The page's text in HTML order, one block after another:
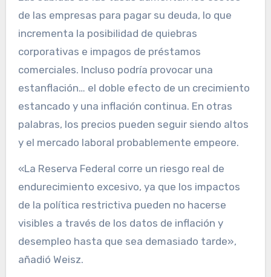
de las empresas para pagar su deuda, lo que
incrementa la posibilidad de quiebras
corporativas e impagos de préstamos
comerciales. Incluso podría provocar una
estanflación… el doble efecto de un crecimiento
estancado y una inflación continua. En otras
palabras, los precios pueden seguir siendo altos
y el mercado laboral probablemente empeore.
«La Reserva Federal corre un riesgo real de
endurecimiento excesivo, ya que los impactos
de la política restrictiva pueden no hacerse
visibles a través de los datos de inflación y
desempleo hasta que sea demasiado tarde»,
añadió Weisz.